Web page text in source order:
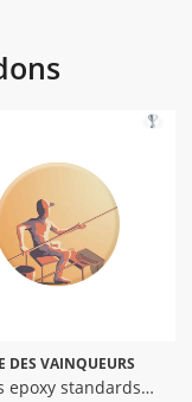
DES VAINQUEURS
epoxy standards